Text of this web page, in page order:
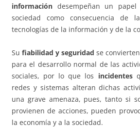
información desempeñan un
sociedad como consecuencia de
tecnologías de la información y de la
Su fiabilidad y seguridad se
para el desarrollo normal de las
sociales, por lo que los incidentes
redes y sistemas alteran dichas
una grave amenaza, pues, tanto si
provienen de acciones, pueden
la economía y a la sociedad.